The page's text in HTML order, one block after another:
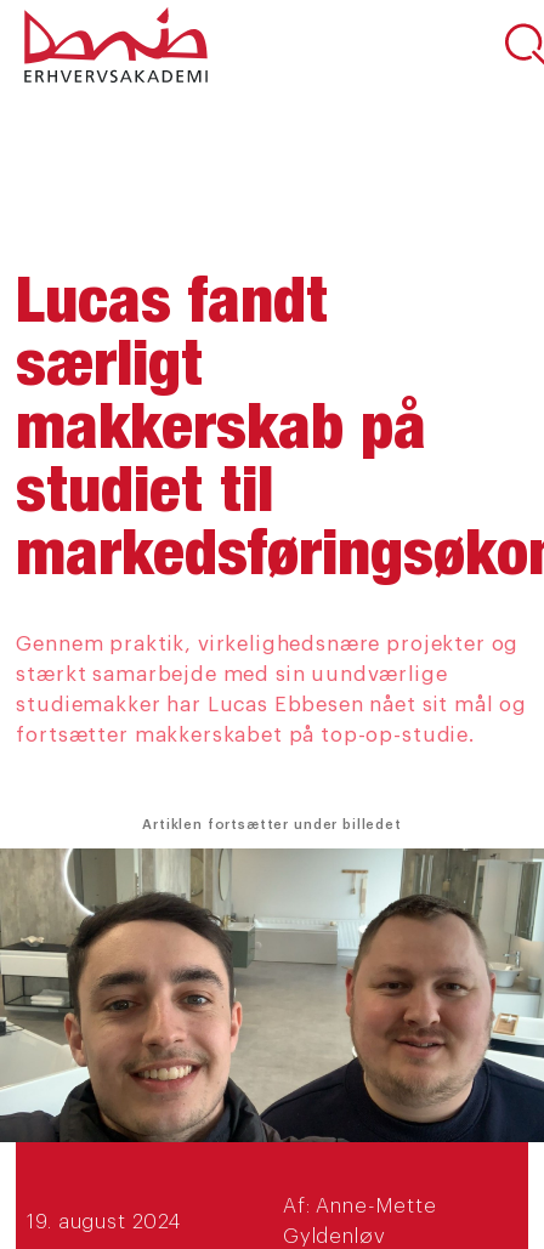
DEL SIDEN
Lucas fandt
særligt
makkerskab på
studiet til
Gennem praktik, virkelighedsnære projekter og
stærkt samarbejde med sin uundværlige
studiemakker har Lucas Ebbesen nået sit mål og
fortsætter makkerskabet på top-op-studie.
Artiklen fortsætter under billedet
19. august 2024
Af: Anne-Mette
Gyldenløv